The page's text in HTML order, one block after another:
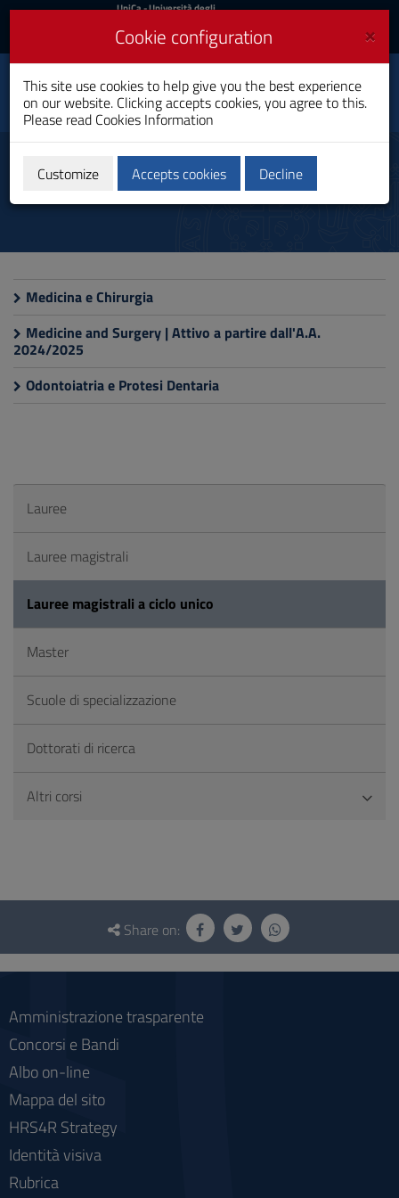
Skip
Content
to
Go
Footer
UniCa
Login
UniCa- Università degli
Login UniCA News
Toggle
navigation
Faculty of Medicine and
Surgery
Lauree magistrali a ciclo unico
Medicina e Chirurgia
Medicine and Surgery | Attivo a partire dall'A.A.
2024/2025
Odontoiatria e Protesi Dentaria
Lauree
Lauree magistrali
Lauree magistrali a ciclo unico
Master
Scuole di specializzazione
Dottorati di ricerca
Altri corsi
Questionnaire
social
Share on:
Amministrazione trasparente
Concorsi e Bandi
Albo on-line
Mappa del sito
HRS4R Strategy
Identità visiva
Rubrica
×
Cookie configuration
This site use cookies to help give you the best experience
on our website. Clicking accepts cookies, you agree to this.
Please read Cookies Information
Customize Accepts cookies Decline